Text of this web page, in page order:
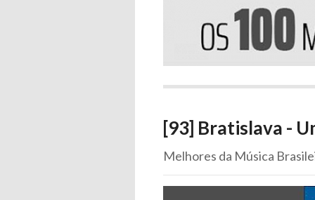
[93] Bratislava -
Melhores da Música